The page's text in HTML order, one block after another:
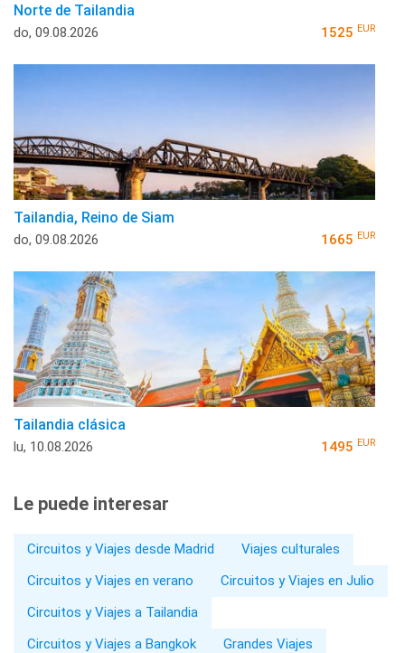
Norte de Tailandia
do, 09.08.2026 1525 EUR
Tailandia, Reino de Siam
do, 09.08.2026 1665 EUR
Tailandia clásica
lu, 10.08.2026 1495 EUR
Le puede interesar
Circuitos y Viajes desde Madrid
Viajes culturales
Circuitos y Viajes en verano
Circuitos y Viajes en Julio
Circuitos y Viajes a Tailandia
Circuitos y Viajes a Bangkok
Grandes Viajes